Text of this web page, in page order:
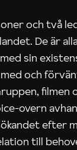
och två
De är
sin
och
filmen
overn
efter
till